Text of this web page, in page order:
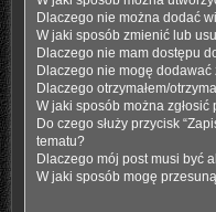
Dlaczego nie można dodać
W jaki sposób zmienić lub
Dlaczego nie mam dostępu
Dlaczego nie mogę dodawać
Dlaczego otrzymałem/
W jaki sposób można
Do czego służy przycisk
tematu?
Dlaczego mój post musi być
W jaki sposób mogę